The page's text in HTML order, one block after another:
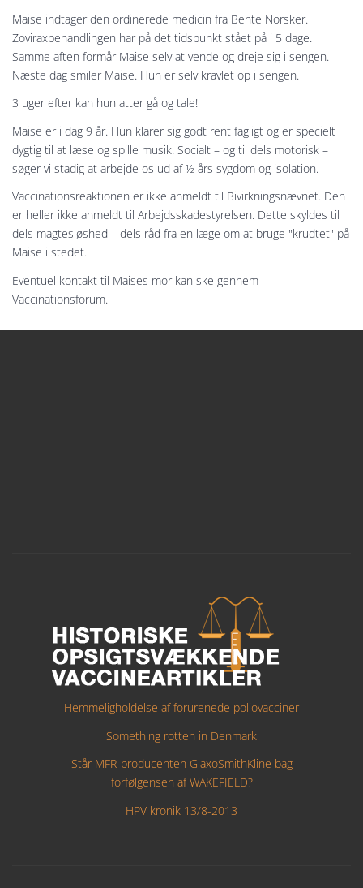
Maise indtager den ordinerede medicin fra Bente Norsker.
Zoviraxbehandlingen har på det tidspunkt stået på i 5 dage.
Samme aften formår Maise selv at vende og dreje sig i sengen.
Næste dag smiler Maise. Hun er selv kravlet op i sengen.
3 uger efter kan hun atter gå og tale!
Maise er i dag 9 år. Hun klarer sig godt rent fagligt og er specielt
dygtig til at læse og spille musik. Socialt – og til dels motorisk –
søger vi stadig at arbejde os ud af ½ års sygdom og isolation.
Vaccinationsreaktionen er ikke anmeldt til Bivirkningsnævnet. Den
er heller ikke anmeldt til Arbejdsskadestyrelsen. Dette skyldes til
dels magtesløshed – dels råd fra en læge om at bruge "krudtet" på
Maise i stedet.
Eventuel kontakt til Maises mor kan ske gennem
Vaccinationsforum.
Hemmeligholdelse af forurenede poliovacciner
Something rotten in Denmark
Står MFR-producenten GlaxoSmithKline bag
forfølgensen af WAKEFIELD?
HPV kronik 13/8-2013